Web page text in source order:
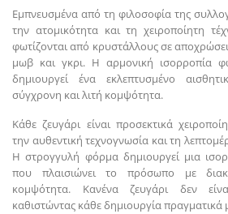
Εμπνευσμένα από τη φιλοσοφία της
την ατομικότητα και τη χειροποίητη
φωτίζονται από κρυστάλλους σε
μωβ και γκρι. Η αρμονική ισορροπία
δημιουργεί ένα εκλεπτυσμένο
σύγχρονη και λιτή κομψότητα.
Κάθε ζευγάρι είναι προσεκτικά
την αυθεντική τεχνογνωσία και τη
Η στρογγυλή φόρμα δημιουργεί μια
που πλαισιώνει το πρόσωπο με
κομψότητα. Κανένα ζευγάρι δεν
καθιστώντας κάθε δημιουργία πραγματικά